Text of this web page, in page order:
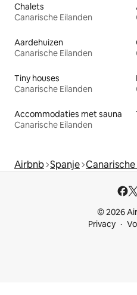
Chalets
Canarische Eilanden
Aardehuizen
Canarische Eilanden
Tiny houses
Canarische Eilanden
Accommodaties met sauna
Canarische Eilanden
Airbnb Spanje
© 2026
Privacy